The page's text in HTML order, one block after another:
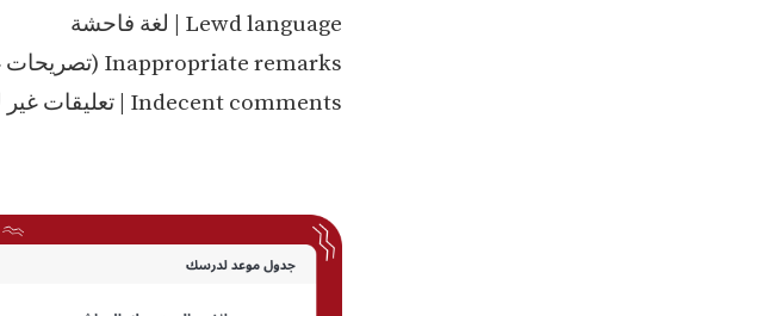
Lewd language | لغة فاحشة
Inappropriate remarks (تصريحات غير لائقة):
Indecent comments | تعليقات غير لائقة